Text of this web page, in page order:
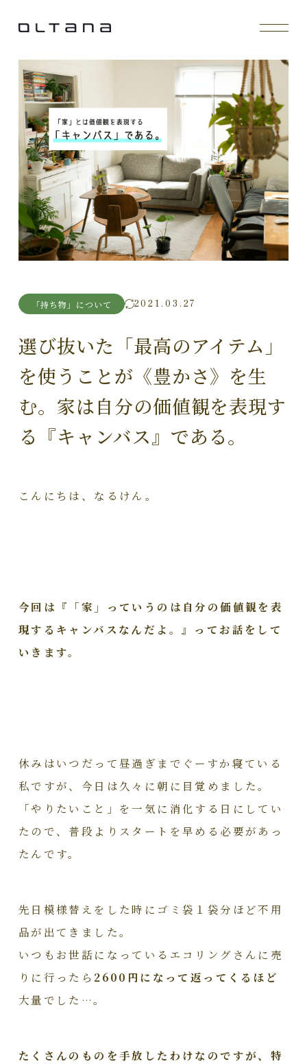
「持ち物」について 2021.03.27
選び抜いた「最高のアイテム」
を使うことが《豊かさ》を生
む。家は自分の価値観を表現す
る『キャンバス』である。
こんにちは、なるけん。
今回は『「家」っていうのは自分の価値観を表
現するキャンバスなんだよ。』ってお話をして
いきます。
休みはいつだって昼過ぎまでぐーすか寝ている
私ですが、今日は久々に朝に目覚めました。
「やりたいこと」を一気に消化する日にしてい
たので、普段よりスタートを早める必要があっ
たんです。
先日模様替えをした時にゴミ袋１袋分ほど不用
品が出てきました。
いつもお世話になっているエコリングさんに売
りに行ったら 2600円になって返ってくるほど
大量でした…。
たくさんのものを手放したわけなのですが、特